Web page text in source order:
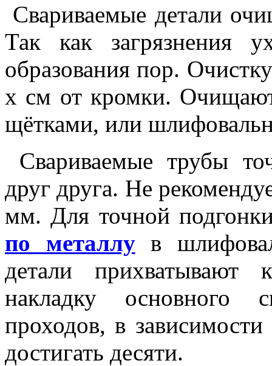
Свариваемые детали
Так как загрязнения
образования пор.
х см от кромки.
щётками, или
Свариваемые трубы
друг друга. Не
мм. Для точной
по металлув
детали
накладку основного
проходов, в
достигать десяти.